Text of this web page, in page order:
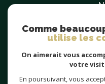
Comme
utilise les
On aimerait vous
votre
En poursuivant, vous